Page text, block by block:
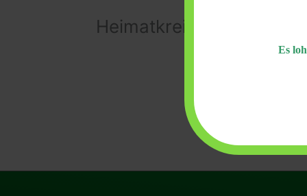
Heimatkreis Hohenelbe
Es